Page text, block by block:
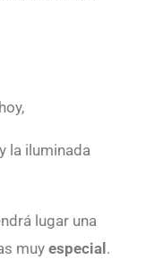
la iluminada
lugar una
muyespecial .